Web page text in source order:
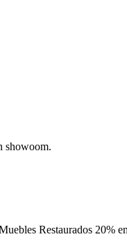
showoom.
Restaurados 20%